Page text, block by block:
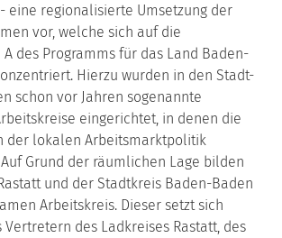
eine regionalisierte Umsetzung der
vor, welche sich auf die
des Programms für das Land Baden-
Hierzu wurden in den Stadt-
schon vor Jahren sogenannte
eingerichtet, in denen die
der lokalen Arbeitsmarktpolitik
Grund der räumlichen Lage bilden
und der Stadtkreis Baden-Baden
Arbeitskreis. Dieser setzt sich
Vertretern des Ladkreises Rastatt, des